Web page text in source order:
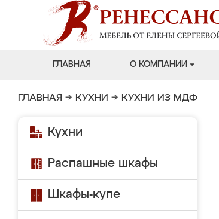
ГЛАВНАЯ О КОМПАНИИ
ГЛАВНАЯ → КУХНИ → КУХНИ ИЗ МДФ
Кухни
Распашные шкафы
Шкафы-купе